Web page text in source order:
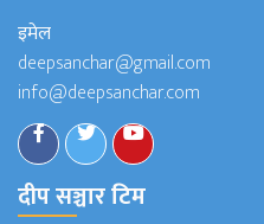
इमेल
deepsanchar@gmail.com
info@deepsanchar.com
दीप सञ्चार टिम